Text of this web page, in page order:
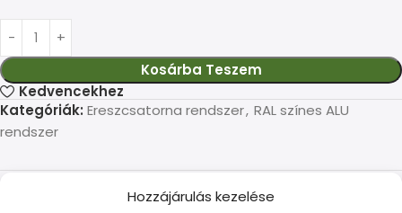
Hozzájárulás kezelése
Kosárba Teszem
Kedvencekhez
Kategóriák: Ereszcsatorna rendszer, RAL színes ALU
rendszer
TOVÁBBI INFORMÁCIÓKFIZETÉS ÉS SZÁLLÍTÁS